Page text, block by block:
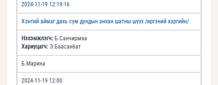
2024-11-19 12:19:16
Хэнтий аймаг дахь сум дундын анхан шатны шүүх /иргэний хэргийн/
Нэхэмжлэгч: Б.Санчирмаа
Хариуцагч: Э.Баасанбат
Б.Марина
2024-11-19 12:00